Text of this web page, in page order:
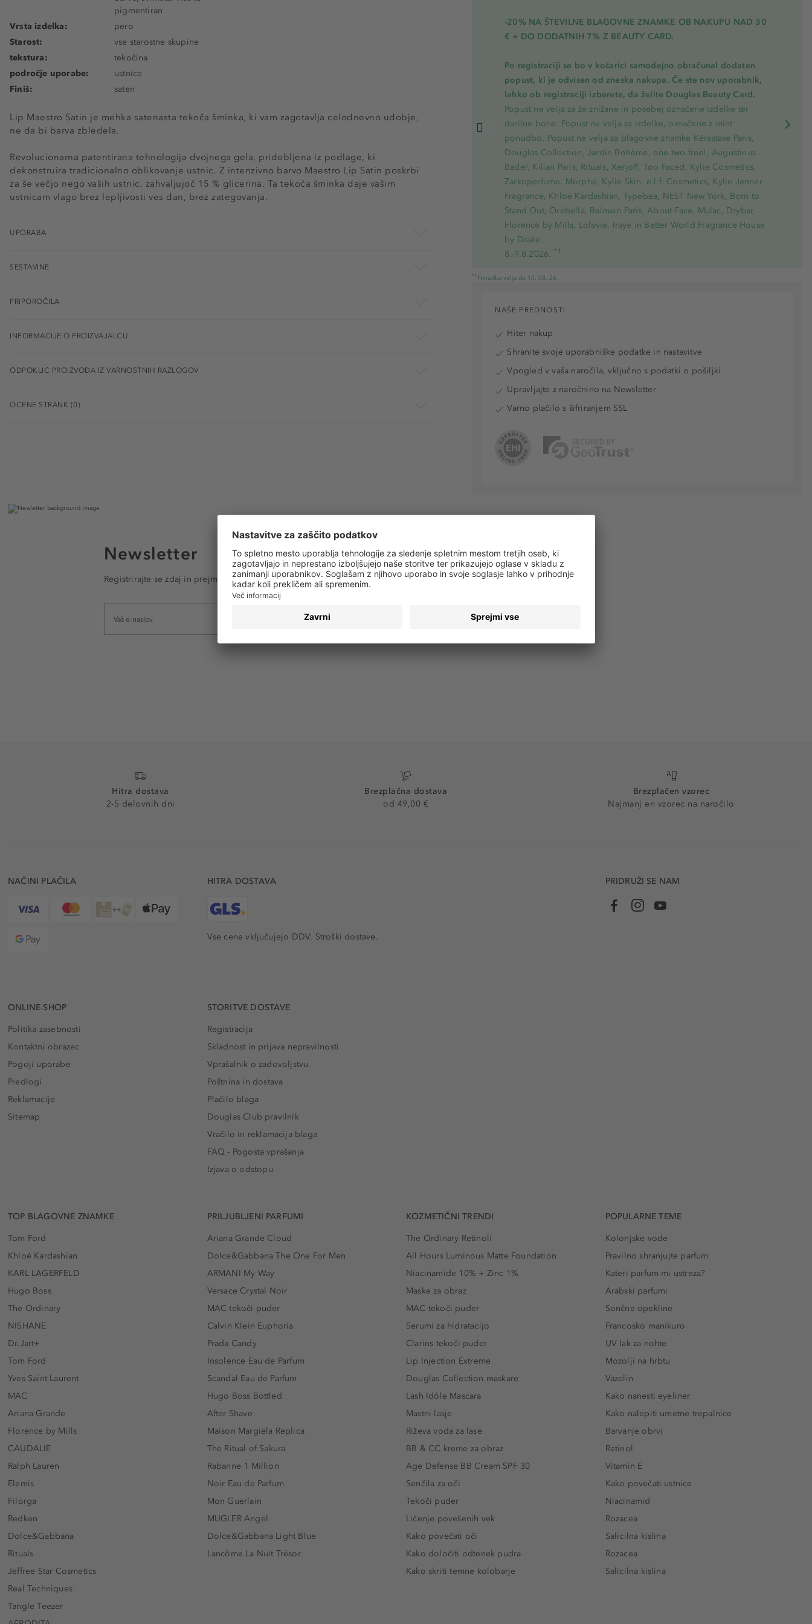
-20% NA ŠTEVILNE BLAGOVNE ZNAMKE OB NAKUPU NAD 30
€ + DO DODATNIH 7% Z BEAUTY CARD.
Po registraciji se bo v košarici samodejno obračunal dodaten
popust, ki je odvisen od zneska nakupa. Če ste nov uporabnik,
lahko ob registraciji izberete, da želite Douglas Beauty Card.
Popust ne velja za že znižane in posebej označene izdelke ter
darilne bone. Popust ne velja za izdelke, označene z mint
ponudbo. Popust ne velja za blagovne znamke Kérastase Paris,
Douglas Collection, Jardin Bohème, one.two.free!, Augustinus
Bader, Kilian Paris, Rituals, Xerjoff, Too Faced, Kylie Cosmetics,
Zarkoperfume, Morphe, Kylie Skin, e.l.f. Cosmetics, Kylie Jenner
Fragrance, Khloe Kardashian, Typebea, NEST New York, Born to
Stand Out, Orebella, Balmain Paris, About Face, Mulac, Drybar,
Florence by Mills, Lolavie, Iraye in Better World Fragrance House
by Drake.
8.-9.8.2026. *1
*1 Ponudba velja do 10. 08. 26.
Lip Maestro Satin je mehka satenasta tekoča šminka, ki vam zagotavlja celodnevno udobje,
ne da bi barva zbledela.
Revolucionarna patentirana tehnologija dvojnega gela, pridobljena iz podlage, ki
dekonstruira tradicionalno oblikovanje ustnic. Z intenzivno barvo Maestro Lip Satin poskrbi
za še večjo nego vaših ustnic, zahvaljujoč 15 % glicerina. Ta tekoča šminka daje vašim
ustnicam vlago brez lepljivosti ves dan, brez zategovanja.
pigmentiran
Vrsta izdelka:
pero
Starost:
vse starostne skupine
tekstura:
tekočina
področje uporabe:
ustnice
Finiš:
saten
UPORABA
SESTAVINE
PRIPOROČILA
INFORMACIJE O PROIZVAJALCU
ODPOKLIC PROIZVODA IZ VARNOSTNIH RAZLOGOV
OCENE STRANK (0)
NAŠE PREDNOSTI
Hiter nakup
Shranite svoje uporabniške podatke in nastavitve
Vpogled v vaša naročila, vključno s podatki o pošiljki
Upravljajte z naročnino na Newsletter
Varno plačilo s šifriranjem SSL
Newsletter
Registrirajte se zdaj in prejmite e-poštna obvestila o vseh trendih in ponudbah!
Hitra dostava
2-5 delovnih dni
Brezplačna dostava
od 49,00 €
Brezplačen vzorec
Najmanj en vzorec na naročilo
NAČINI PLAČILA HITRA DOSTAVA
Vse cene vključujejo DDV. Stroški dostave.
PRIDRUŽI SE NAM
ONLINE-SHOP
Politika zasebnosti
Kontaktni obrazec
Pogoji uporabe
Predlogi
Reklamacije
Sitemap
STORITVE DOSTAVE
Registracija
Skladnost in prijava nepravilnosti
Vprašalnik o zadovoljstvu
Poštnina in dostava
Plačilo blaga
Douglas Club pravilnik
Vračilo in reklamacija blaga
FAQ - Pogosta vprašanja
Izjava o odstopu
TOP BLAGOVNE ZNAMKE
Tom Ford
Khloé Kardashian
KARL LAGERFELD
Hugo Boss
The Ordinary
NISHANE
Dr.Jart+
Tom Ford
Yves Saint Laurent
MAC
Ariana Grande
Florence by Mills
CAUDALIE
Ralph Lauren
Elemis
Filorga
Redken
Dolce&Gabbana
Rituals
Jeffree Star Cosmetics
Real Techniques
Tangle Teezer
PRILJUBLJENI PARFUMI
Ariana Grande Cloud
Dolce&Gabbana The One For Men
ARMANI My Way
Versace Crystal Noir
MAC tekoči puder
Calvin Klein Euphoria
Prada Candy
Insolence Eau de Parfum
Scandal Eau de Parfum
Hugo Boss Bottled
After Shave
Maison Margiela Replica
The Ritual of Sakura
Rabanne 1 Million
Noir Eau de Parfum
Mon Guerlain
MUGLER Angel
Dolce&Gabbana Light Blue
Lancôme La Nuit Trésor
KOZMETIČNI TRENDI
The Ordinary Retinoli
All Hours Luminous Matte Foundation
Niacinamide 10% + Zinc 1%
Maske za obraz
MAC tekoči puder
Serumi za hidratacijo
Clarins tekoči puder
Lip Injection Extreme
Douglas Collection maskare
Lash Idôle Mascara
Mastni lasje
Riževa voda za lase
BB & CC kreme za obraz
Age Defense BB Cream SPF 30
Senčila za oči
Tekoči puder
Ličenje povešenih vek
Kako povečati oči
Kako določiti odtenek pudra
Kako skriti temne kolobarje
POPULARNE TEME
Kolonjske vode
Pravilno shranjujte parfum
Kateri parfum mi ustreza?
Arabski parfumi
Sončne opekline
Francosko manikuro
UV lak za nohte
Mozolji na hrbtu
Vazelin
Kako nanesti eyeliner
Kako nalepiti umetne trepalnice
Barvanje obrvi
Retinol
Vitamin E
Kako povečati ustnice
Niacinamid
Rozacea
Salicilna kislina
Rozacea
Salicilna kislina